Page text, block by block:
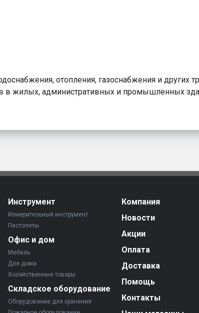
отопления, газоснабжения и других
в жилых, административных и промышленных
Инструмент
Измерительный инструмент
Пистолеты
Офис и дом
Мебель
Для дома
Хозяйственные товары
Складское оборудование
Оборудование для хранения
Компания
Новости
Акции
Оплата
Доставка
Помощь
Контакты